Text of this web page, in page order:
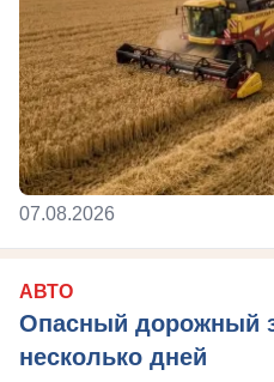
07.08.2026
АВТО
Опасный дорожный
несколько дней